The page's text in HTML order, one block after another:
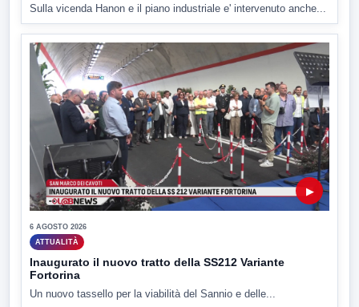
Sulla vicenda Hanon e il piano industriale e' intervenuto anche...
▶
6 AGOSTO 2026
ATTUALITÀ
Inaugurato il nuovo tratto della SS212 Variante
Fortorina
Un nuovo tassello per la viabilità del Sannio e delle...